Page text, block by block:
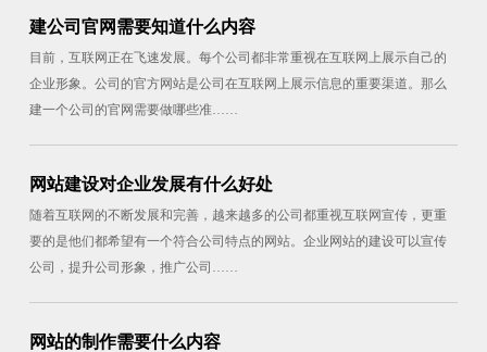
建公司官网需要知道什么内容
目前，互联网正在飞速发展。每个公司都非常重视在互联网上展示自己的
企业形象。公司的官方网站是公司在互联网上展示信息的重要渠道。那么
建一个公司的官网需要做哪些准……
网站建设对企业发展有什么好处
随着互联网的不断发展和完善，越来越多的公司都重视互联网宣传，更重
要的是他们都希望有一个符合公司特点的网站。企业网站的建设可以宣传
公司，提升公司形象，推广公司……
网站的制作需要什么内容